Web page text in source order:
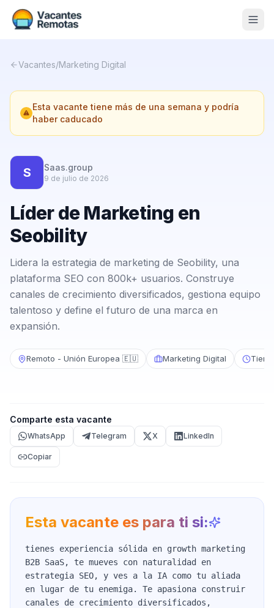
Nosotros
Contacto
Calculadora Freelance
Vacantes/Marketing Digital
Esta vacante tiene más de una semana y podría
haber caducado
S Saas.group
9 de julio de 2026
Líder de Marketing en
Seobility
Lidera la estrategia de marketing de Seobility, una
plataforma SEO con 800k+ usuarios. Construye
canales de crecimiento diversificados, gestiona equipo
talentoso y define el futuro de una marca en
expansión.
Remoto - Unión Europea 🇪🇺 Marketing Digital
Comparte esta vacante
WhatsApp Telegram X LinkedIn
Copiar
Esta vacante es para ti si:
tienes experiencia sólida en growth marketing
B2B SaaS, te mueves con naturalidad en
estrategia SEO, y ves a la IA como tu aliada
en lugar de tu enemiga. Te apasiona construir
canales de crecimiento diversificados,